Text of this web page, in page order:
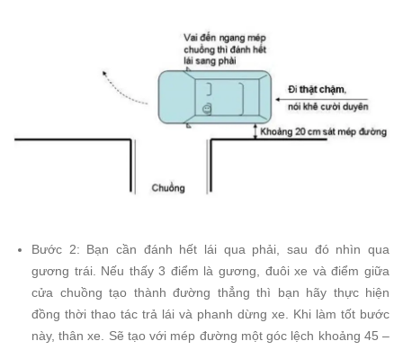
Bước 2: Bạn cần đánh hết lái qua phải, sau đó nhìn qua
gương trái. Nếu thấy 3 điểm là gương, đuôi xe và điểm giữa
cửa chuồng tạo thành đường thẳng thì bạn hãy thực hiện
đồng thời thao tác trả lái và phanh dừng xe. Khi làm tốt bước
này, thân xe. Sẽ tạo với mép đường một góc lệch khoảng 45 –